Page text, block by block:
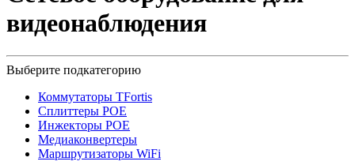
видеонаблюдения
Выберите подкатегорию
Коммутаторы TFortis
Сплиттеры POE
Инжекторы POE
Медиаконвертеры
Маршрутизаторы WiFi